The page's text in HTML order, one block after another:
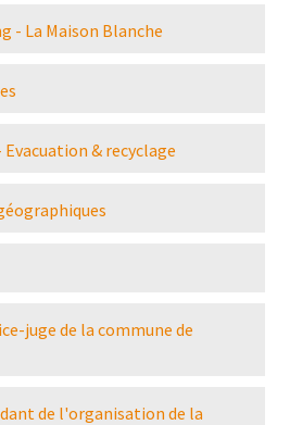
- La Maison Blanche
Evacuation & recyclage
juge de la commune de
de l'organisation de la